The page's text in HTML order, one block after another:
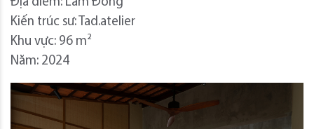
Kiến trúc sư: Tad.atelier
Khu vực: 96 m²
Năm: 2024